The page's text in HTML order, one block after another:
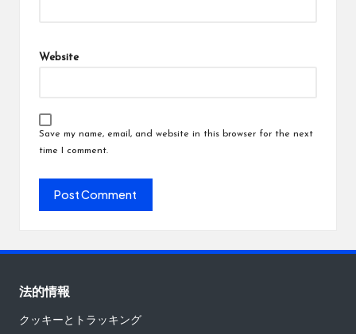
Website
Save my name, email, and website in this browser for the next
time I comment.
法的情報
クッキーとトラッキング